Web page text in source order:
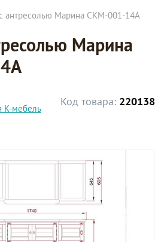
антресолью Марина СКМ-001-14А
Марина
Код товара: 220138
К-мебель